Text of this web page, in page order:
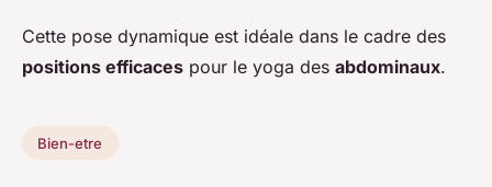
Cette pose dynamique est idéale dans le cadre des
positions efficaces pour le yoga des abdominaux.
Bien-etre